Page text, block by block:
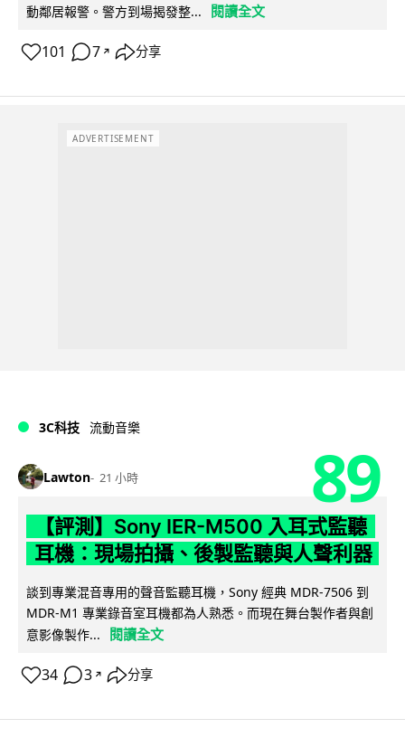
動鄰居報警。警方到場揭發整...
閱讀全文
101 7 ↗ 分享
ADVERTISEMENT
3C科技 流動音樂
Lawton 21 小時 89
【評測】Sony IER-M500 入耳式監聽
耳機：現場拍攝、後製監聽與人聲利器
談到專業混音專用的聲音監聽耳機，Sony 經典 MDR-7506 到
MDR-M1 專業錄音室耳機都為人熟悉。而現在舞台製作者與創
意影像製作...
閱讀全文
34 3 ↗ 分享